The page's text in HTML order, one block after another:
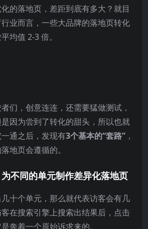
的落地页，差距到底有多大？就目
业而言，一些大品牌的落地页转化
均值 2-3 倍。
们，创意连连，还需要猛做测试，
因为尝到了转化的甜头，所以也就
通之后，发现有3个基本的“套路” ，
地页会遵循的。
不同的单元制作差异化落地页
十个单元，那么就代表访客会有几
在搜索引擎上搜索出结果后，点击
奔着一个原始诉求来的。